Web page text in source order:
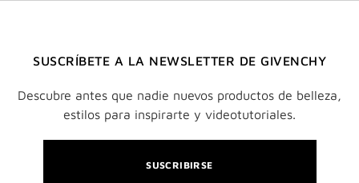
SUSCRÍBETE A LA NEWSLETTER DE GIVENCHY
Descubre antes que nadie nuevos productos de belleza,
estilos para inspirarte y videotutoriales.
SUSCRIBIRSE